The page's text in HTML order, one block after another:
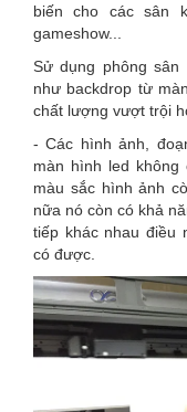
biến cho các sân
gameshow...
Sử dụng phông
như backdrop từ
chất lượng vượt trội
- Các hình ảnh,
màn hình led
màu sắc hình ảnh
nữa nó còn có khả
tiếp khác nhau điều
có được.